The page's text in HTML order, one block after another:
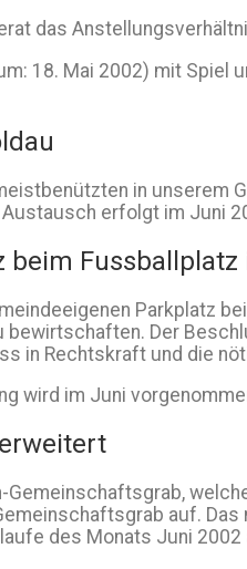
das
18. Mai 2002) mit
in
erfolgt im Juni
Fussballplatz
Parkplatz
Der
in Rechtskraft und die
wird im Juni
auf.
des Monats Juni